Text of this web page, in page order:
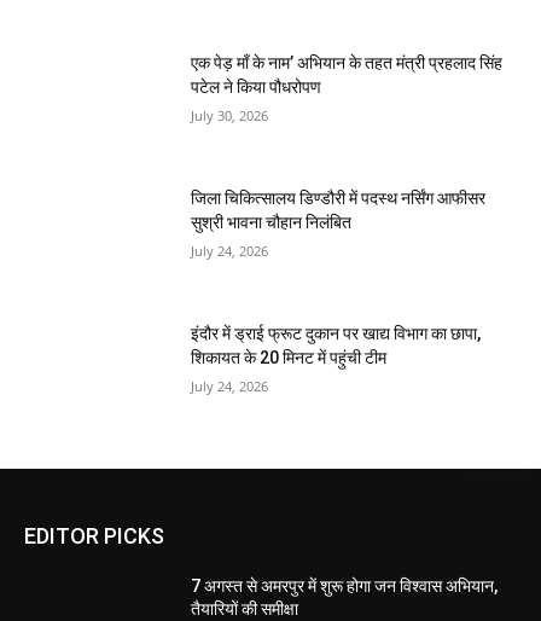
एक पेड़ माँ के नाम’ अभियान के तहत मंत्री प्रहलाद सिंह
पटेल ने किया पौधरोपण
July 30, 2026
जिला चिकित्सालय डिण्डौरी में पदस्थ नर्सिंग आफीसर
सुश्री भावना चौहान निलंबित
July 24, 2026
इंदौर में ड्राई फ्रूट दुकान पर खाद्य विभाग का छापा,
शिकायत के 20 मिनट में पहुंची टीम
July 24, 2026
EDITOR PICKS
7 अगस्त से अमरपुर में शुरू होगा जन विश्वास अभियान,
तैयारियों की समीक्षा